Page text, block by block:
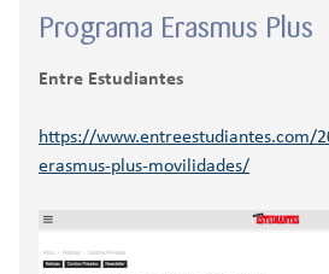
Programa Erasmus Plus
Entre Estudiantes
https://www.entreestudiantes.com/
erasmus-plus-movilidades/